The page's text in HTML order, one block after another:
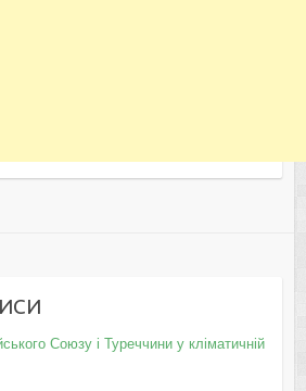
Союзу і Туреччини у кліматичній